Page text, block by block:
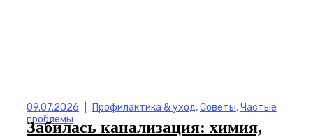
09.07.2026 Профилактика & уход,Советы,Частые
проблемы
Забилась канализация: химия,